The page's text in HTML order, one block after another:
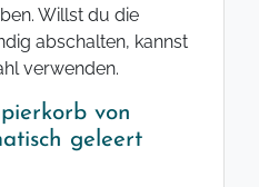
Willst du die
abschalten, kannst
verwenden.
von
geleert